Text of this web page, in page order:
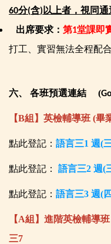
60分(含) 以上者，視同通
出席要求： 第1堂課即
打工、實習無法全程配
六、 各班預選連結 (
【B組】英檢輔導班 (畢
點此登記： 語言三1 週(
點此登記 ： 語言三2 週(
點此登記 ： 語言三3 週(
【A組】進階英檢輔導
三7